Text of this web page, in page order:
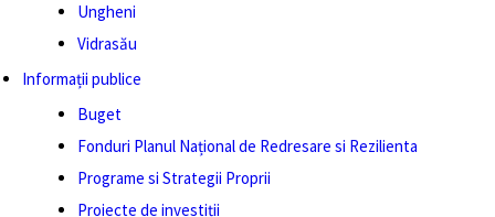
Ungheni
Vidrasău
Informații publice
Buget
Fonduri Planul Național de Redresare si Rezilienta
Programe si Strategii Proprii
Proiecte de investiții